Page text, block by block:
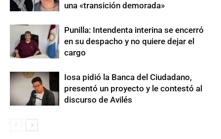
una «transición demorada»
Punilla: Intendenta interina se encerró
en su despacho y no quiere dejar el
cargo
Iosa pidió la Banca del Ciudadano,
presentó un proyecto y le contestó al
discurso de Avilés